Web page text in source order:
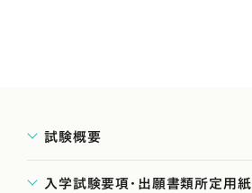
試験概要
入学試験要項・出願書類所定用紙